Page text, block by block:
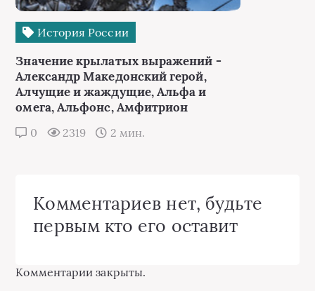
История России
Значение крылатых выражений -
Александр Македонский герой,
Алчущие и жаждущие, Альфа и
омега, Альфонс, Амфитрион
0 2319 2 мин.
Комментариев нет, будьте
первым кто его оставит
Комментарии закрыты.